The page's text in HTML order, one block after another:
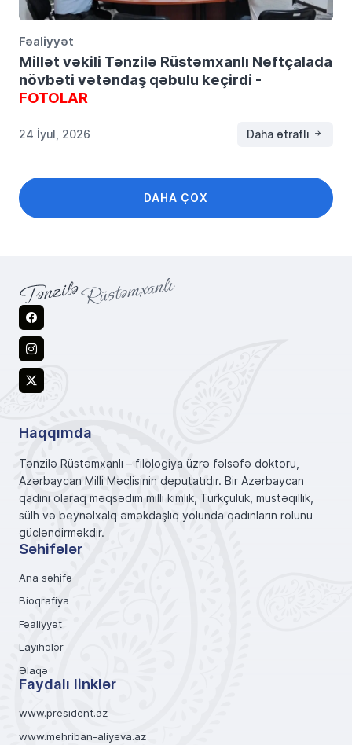
Fəaliyyət
Millət vəkili Tənzilə Rüstəmxanlı Neftçalada
növbəti vətəndaş qəbulu keçirdi -
FOTOLAR
24 İyul, 2026 Daha ətraflı
DAHA ÇOX
Facebook
Instagram
X
Haqqımda
Tənzilə Rüstəmxanlı – filologiya üzrə fəlsəfə doktoru,
Azərbaycan Milli Məclisinin deputatıdır. Bir Azərbaycan
qadını olaraq məqsədim milli kimlik, Türkçülük, müstəqillik,
sülh və beynəlxalq əməkdaşlıq yolunda qadınların rolunu
gücləndirməkdir.
Səhifələr
Ana səhifə
Bioqrafiya
Fəaliyyət
Layihələr
Əlaqə
Faydalı linklər
www.president.az
www.mehriban-aliyeva.az